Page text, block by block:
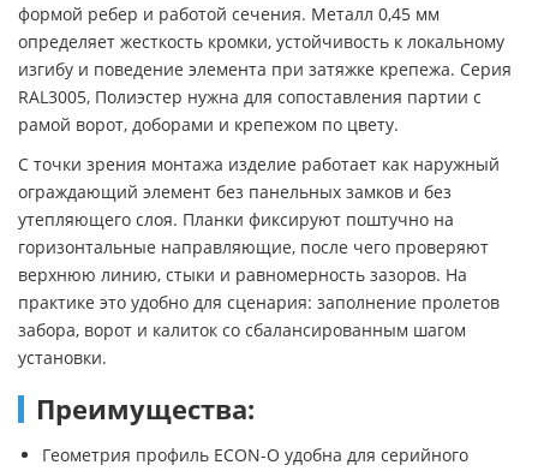
формой ребер и работой сечения. Металл 0,45 мм
определяет жесткость кромки, устойчивость к локальному
изгибу и поведение элемента при затяжке крепежа. Серия
RAL3005, Полиэстер нужна для сопоставления партии с
рамой ворот, доборами и крепежом по цвету.
С точки зрения монтажа изделие работает как наружный
ограждающий элемент без панельных замков и без
утепляющего слоя. Планки фиксируют поштучно на
горизонтальные направляющие, после чего проверяют
верхнюю линию, стыки и равномерность зазоров. На
практике это удобно для сценария: заполнение пролетов
забора, ворот и калиток со сбалансированным шагом
установки.
Преимущества:
Геометрия профиль ECON-O удобна для серийного